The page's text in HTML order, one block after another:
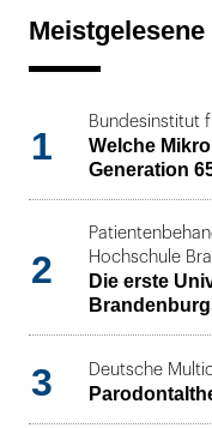
1
Bundesinstitut
Welche
Generation
2
Hochschule
Die erste
3 Deutsche